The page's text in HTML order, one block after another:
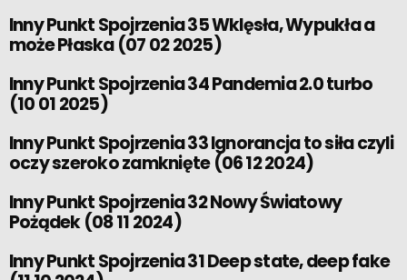
Inny Punkt Spojrzenia 35 Wklęsła, Wypukła a
może Płaska (07 02 2025)
Inny Punkt Spojrzenia 34 Pandemia 2.0 turbo
(10 01 2025)
Inny Punkt Spojrzenia 33 Ignorancja to siła czyli
oczy szeroko zamknięte (06 12 2024)
Inny Punkt Spojrzenia 32 Nowy Światowy
Pożądek (08 11 2024)
Inny Punkt Spojrzenia 31 Deep state, deep fake